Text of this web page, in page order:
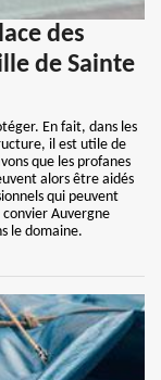
des
de Sainte
En fait, dans les
il est utile de
que les profanes
alors être aidés
qui peuvent
convier Auvergne
le domaine.